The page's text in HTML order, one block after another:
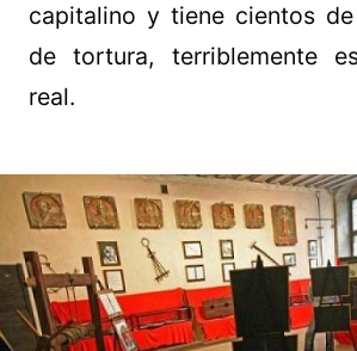
capitalino y tiene cientos
de tortura, terriblemente
real.